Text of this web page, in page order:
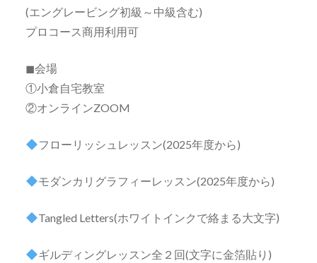
(エングレービング初級～中級含む)
プロコース商用利用可
◼会場
①小倉自宅教室
②オンラインZOOM
フローリッシュレッスン(2025年度から)
モダンカリグラフィーレッスン(2025年度から)
Tangled Letters(ホワイトインクで絡まる大文字)
ギルディングレッスン全２回(文字に金箔貼り)